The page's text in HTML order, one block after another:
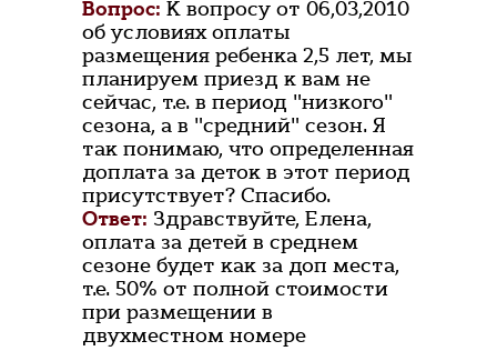
Вопрос: К вопросу от 06,03,2010
об условиях оплаты
размещения ребенка 2,5 лет, мы
планируем приезд к вам не
сейчас, т.е. в период "низкого"
сезона, а в "средний" сезон. Я
так понимаю, что определенная
доплата за деток в этот период
присутствует? Спасибо.
Ответ: Здравствуйте, Елена,
оплата за детей в среднем
сезоне будет как за доп места,
т.е. 50% от полной стоимости
при размещении в
двухместном номере